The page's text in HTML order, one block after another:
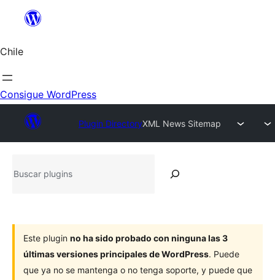
contenido
Chile
Consigue WordPress
Plugin DirectoryXML News Sitemap
plugins
Este plugin no ha sido probado con ninguna las 3
últimas versiones principales de WordPress. Puede
que ya no se mantenga o no tenga soporte, y puede que